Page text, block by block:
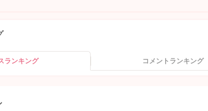
ランキング コメントランキング